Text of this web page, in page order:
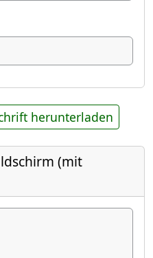
herunterladen
(mit